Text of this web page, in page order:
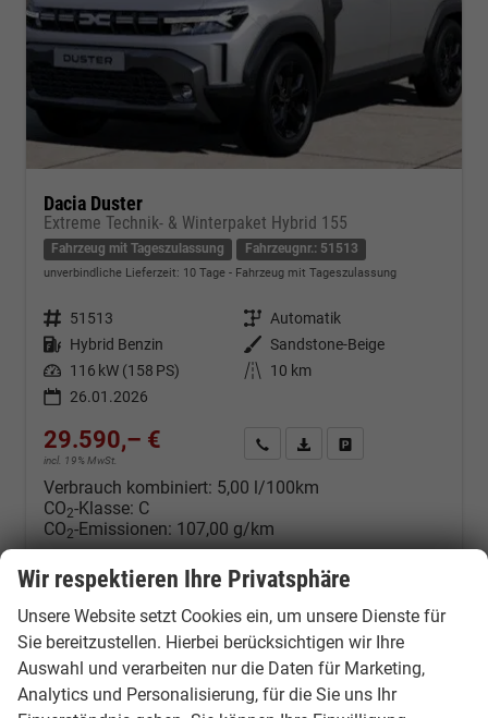
Dacia Duster
Extreme Technik- & Winterpaket Hybrid 155
Fahrzeug mit Tageszulassung Fahrzeugnr.: 51513
unverbindliche Lieferzeit: 10 Tage Fahrzeug mit Tageszulassung
Fahrzeugnr. 51513 Getriebe Automatik
Kraftstoff Hybrid Benzin Außenfarbe Sandstone-Beige
Leistung 116 kW (158 PS) Kilometerstand
10 km
26.01.2026
29.590,– €
incl. 19% MwSt.
Kontakt & Angebot anfordern
PDF-Datei, Fahrzeugexposé
Verbrauch kombiniert: 5,00 l/100km
CO2-Klasse: C
CO2-Emissionen: 107,00 g/km
Dacia Duster EU-Neuwagen &
Reimport günstig kaufen
Wir respektieren Ihre Privatsphäre
Unsere Website setzt Cookies ein, um unsere Dienste für
Sie bereitzustellen. Hierbei berücksichtigen wir Ihre
Auswahl und verarbeiten nur die Daten für Marketing,
Analytics und Personalisierung, für die Sie uns Ihr